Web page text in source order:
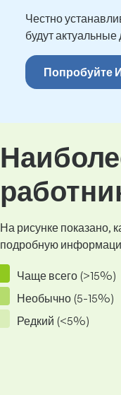
Честно
будут
Попробуйте
На рисунке показано,
подробную
Чаще всего (>15%)
Необычно (5-15%)
Редкий (<5%)